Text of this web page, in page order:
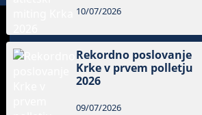
10/07/2026
Rekordno poslovanje
Krke v prvem polletju
2026
09/07/2026